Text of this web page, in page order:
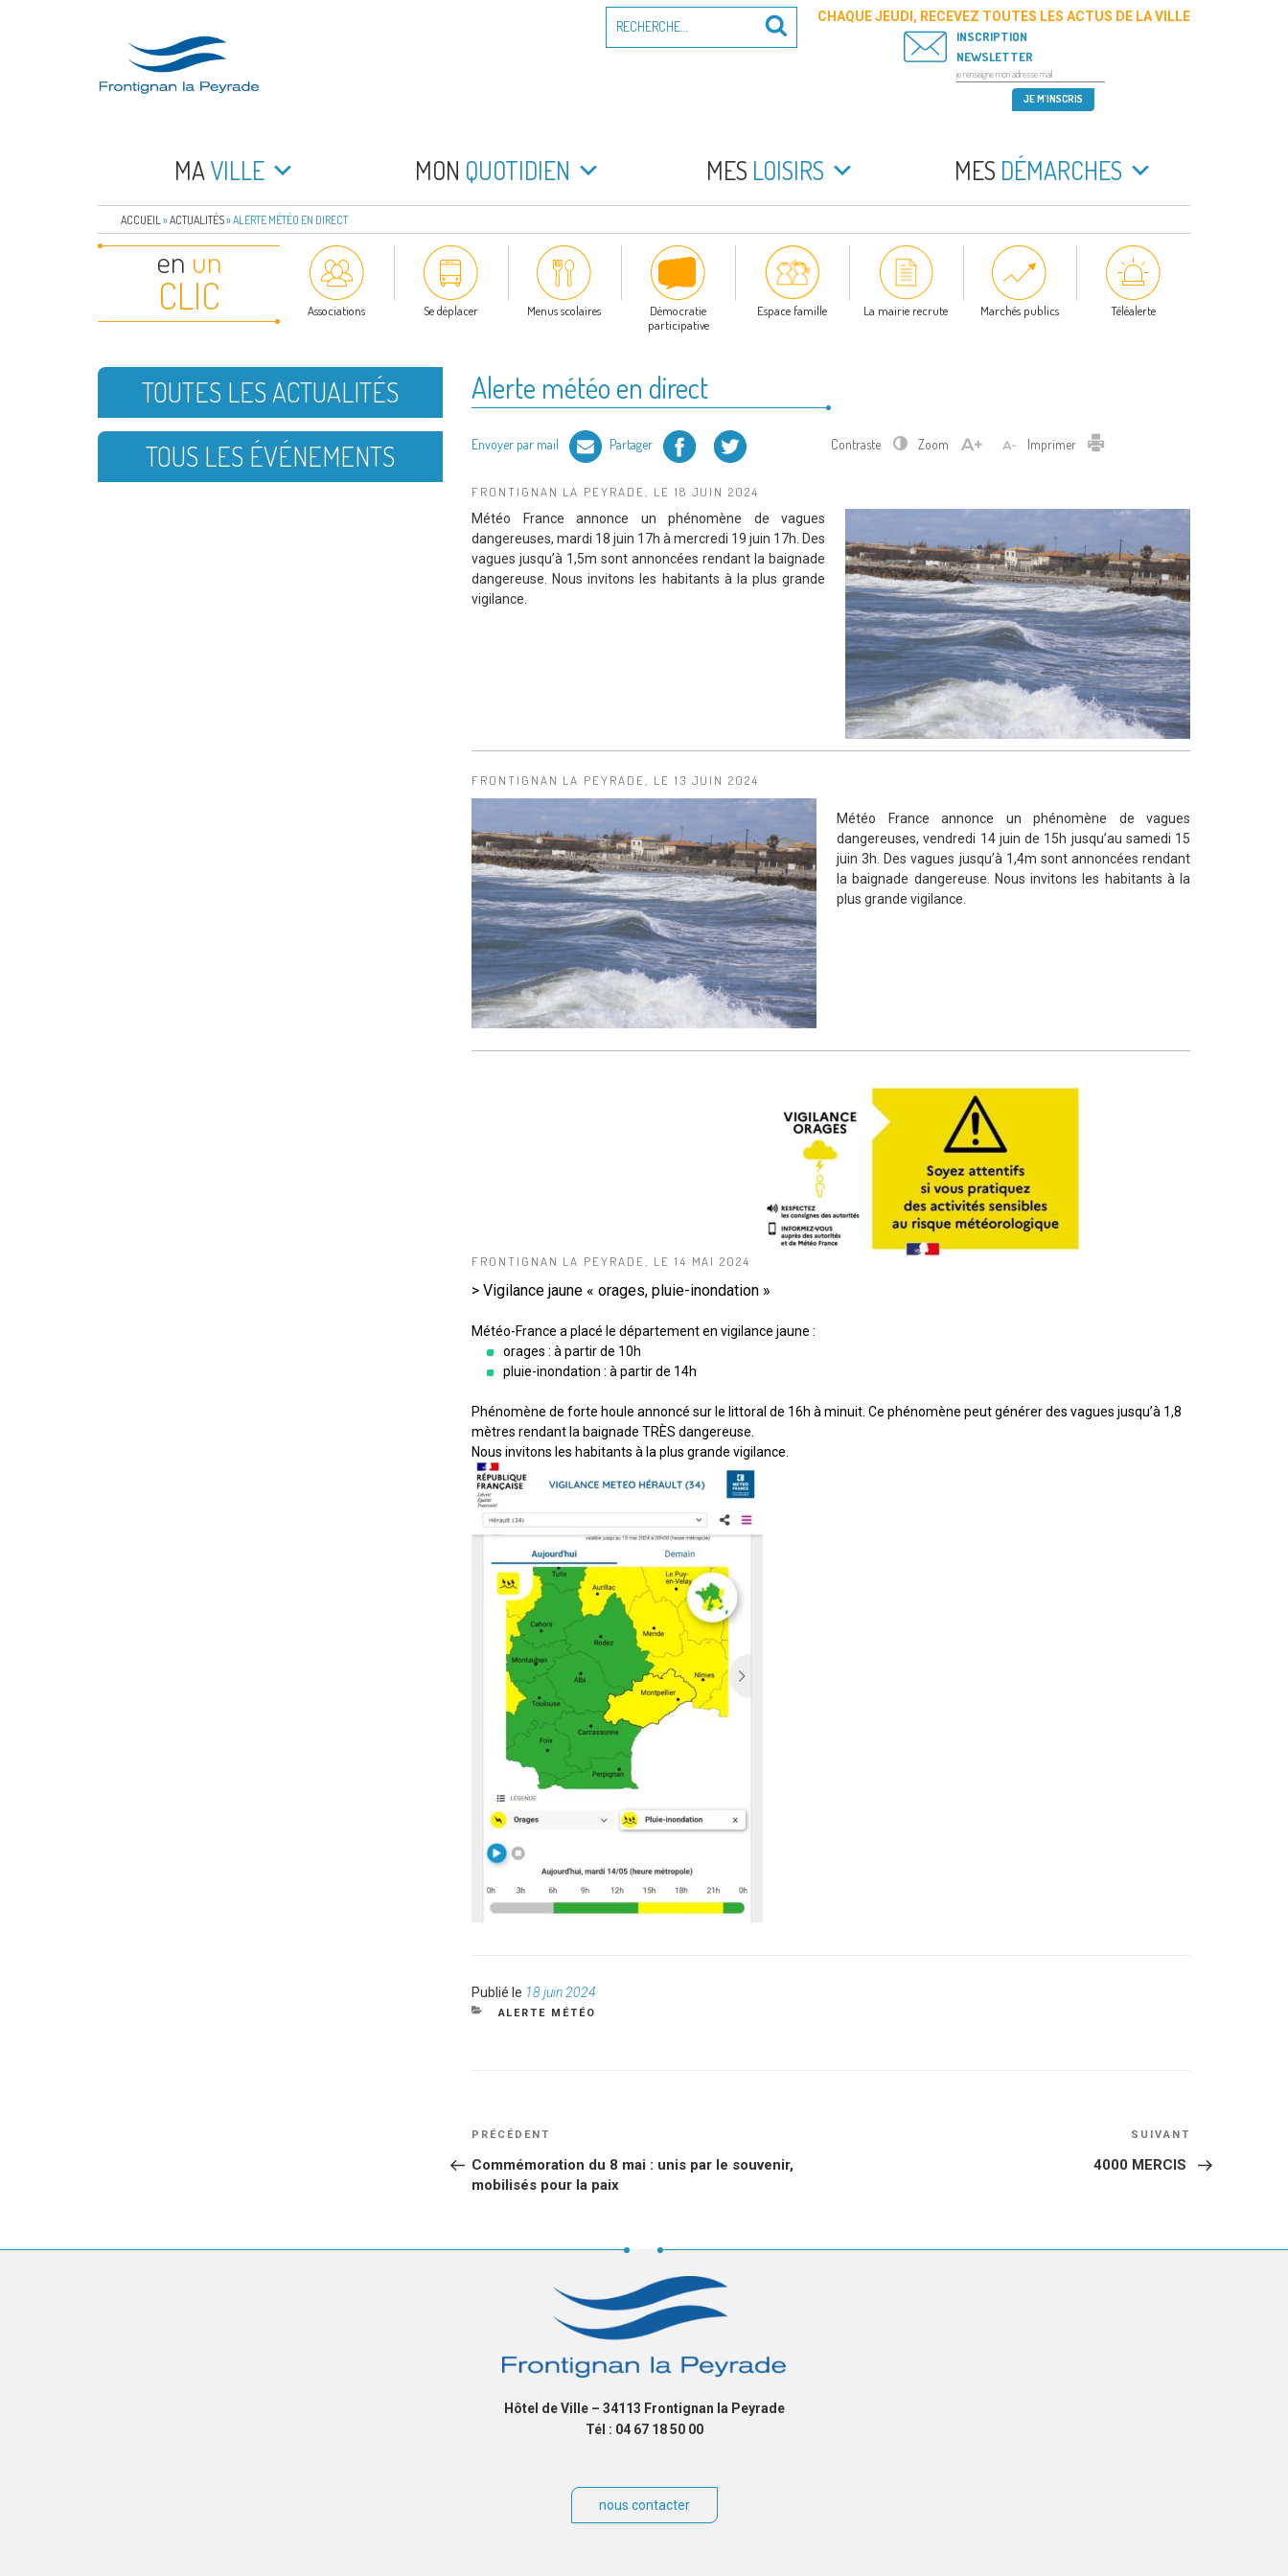
FRONTIGNAN LA PEYRADE
pour
Recherche
CHAQUE JEUDI, RECEVEZ TOUTES LES ACTUS DE LA VILLE
INSCRIPTION
NEWSLETTER
MAVILLE MON QUOTIDIEN MES LOISIRS MES DÉMARCHES
ACCUEIL »ACTUALITÉS»ALERTE MÉTÉO EN DIRECT
en un
CLIC Associations Se déplacer Menus scolaires
Démocratie
participative
Espace famille La mairie recrute Marchés publics Téléalerte
Alerte météo en direct
Envoyer par mail Partager Facebook Twitter Contraste Zoom Imprimer Imprimer
FRONTIGNAN LA PEYRADE, LE 18 JUIN 2024
Météo France annonce un phénomène de vagues
dangereuses, mardi 18 juin 17h à mercredi 19 juin 17h. Des
vagues jusqu’à 1,5m sont annoncées rendant la baignade
dangereuse. Nous invitons les habitants à la plus grande
vigilance.
FRONTIGNAN LA PEYRADE, LE 13 JUIN 2024
Météo France annonce un phénomène de vagues
dangereuses, vendredi 14 juin de 15h jusqu’au samedi 15
juin 3h. Des vagues jusqu’à 1,4m sont annoncées rendant
la baignade dangereuse. Nous invitons les habitants à la
plus grande vigilance.
FRONTIGNAN LA PEYRADE, LE 14 MAI 2024
> Vigilance jaune « orages, pluie-inondation »
Météo-France a placé le département en vigilance jaune :
orages : à partir de 10h
pluie-inondation : à partir de 14h
Phénomène de forte houle annoncé sur le littoral de 16h à minuit. Ce phénomène peut générer des vagues jusqu’à 1,8
mètres rendant la baignade TRÈS dangereuse.
Nous invitons les habitants à la plus grande vigilance.
Publié le Publié
le
18 juin 2024
CATÉGORIES
ALERTE MÉTÉO
NAVIGATION
DE
L’ARTICLE
Article
PRÉCÉDENT
Commémoration du 8 mai : unis par le souvenir,
mobilisés pour la paix
SUIVANT
4000 MERCIS
TOUTES LES ACTUALITÉS
TOUS LES ÉVÉNEMENTS
Hôtel de Ville – 34113 Frontignan la Peyrade
Tél : 04 67 18 50 00
nous contacter